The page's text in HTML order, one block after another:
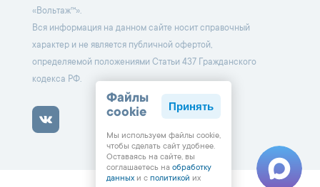
«Вольтаж™».
Вся информация на данном сайте носит справочный
характер и не является публичной офертой,
определяемой положениями Статьи 437 Гражданского
кодекса РФ.
Файлы
cookie
Принять
Мы используем файлы cookie,
чтобы cделать сайт удобнее.
Оставаясь на сайте, вы
соглашаетесь наобработку
данных и сполитикой их